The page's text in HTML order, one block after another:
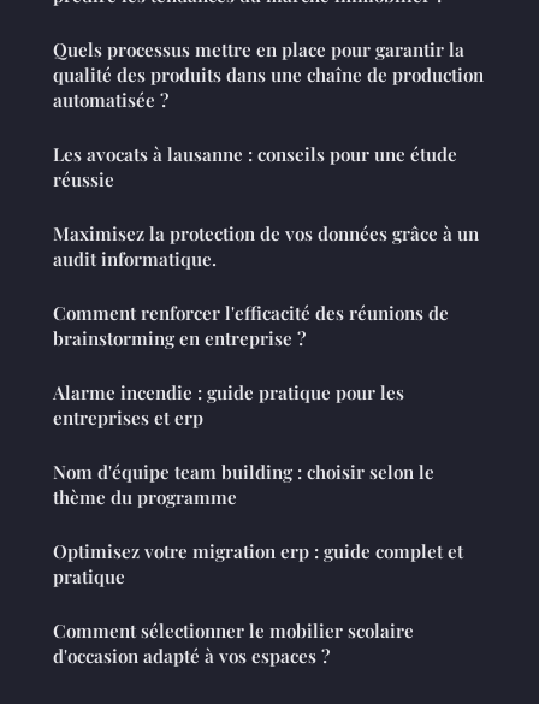
Quels processus mettre en place pour garantir la
qualité des produits dans une chaîne de production
automatisée ?
Les avocats à lausanne : conseils pour une étude
réussie
Maximisez la protection de vos données grâce à un
audit informatique.
Comment renforcer l'efficacité des réunions de
brainstorming en entreprise ?
Alarme incendie : guide pratique pour les
entreprises et erp
Nom d'équipe team building : choisir selon le
thème du programme
Optimisez votre migration erp : guide complet et
pratique
Comment sélectionner le mobilier scolaire
d'occasion adapté à vos espaces ?